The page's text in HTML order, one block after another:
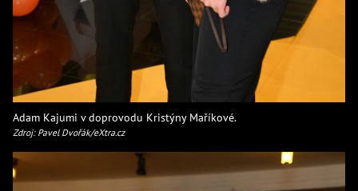
Adam Kajumi v doprovodu Kristýny Maříkové.
Zdroj: Pavel Dvořák/eXtra.cz